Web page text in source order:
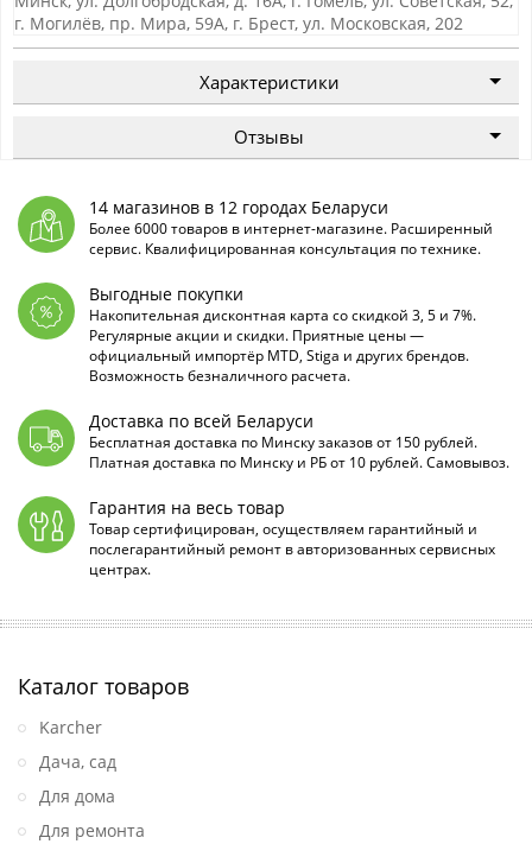
г. Могилёв, пр. Мира, 59А, г. Брест, ул. Московская, 202
Характеристики
Отзывы
14 магазинов в 12 городах Беларуси
Более 6000 товаров в интернет-магазине. Расширенный
сервис. Квалифицированная консультация по технике.
Выгодные покупки
Накопительная дисконтная карта со скидкой 3, 5 и 7%.
Регулярные акции и скидки. Приятные цены —
официальный импортёр MTD, Stiga и других брендов.
Возможность безналичного расчета.
Доставка по всей Беларуси
Бесплатная доставка по Минску заказов от 150 рублей.
Платная доставка по Минску и РБ от 10 рублей. Самовывоз.
Гарантия на весь товар
Товар сертифицирован, осуществляем гарантийный и
послегарантийный ремонт в авторизованных сервисных
центрах.
Каталог товаров
Karcher
Дача, сад
Для дома
Для ремонта